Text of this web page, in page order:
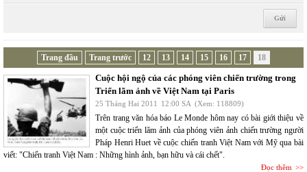
Trang đầu Trang trước 12 13 14 15 16 17 18
Cuộc hội ngộ của các phóng viên chiến trường trong
Triển lãm ảnh về Việt Nam tại Paris
25 Tháng Hai 2011 12:00 SA (Xem: 118809)
Trên trang văn hóa báo Le Monde hôm nay có bài giới thiệu về
một cuộc triển lãm ảnh của phóng viên ảnh chiến trường người
Pháp Henri Huet về cuộc chiến tranh Việt Nam với Mỹ qua bài
viết: "Chiến tranh Việt Nam : Những hình ảnh, bạn hữu và cái chết".
Đọc thêm